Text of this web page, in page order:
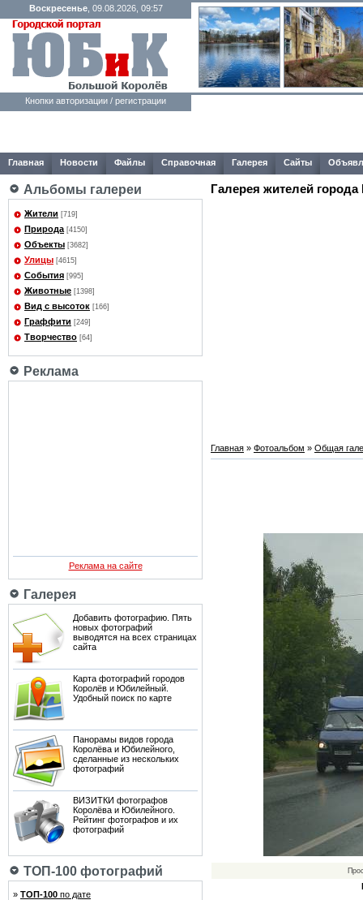
Воскресенье, 09.08.2026, 09:57
Кнопки авторизации / регистрации
Главная Новости Файлы Справочная Галерея Сайты
Альбомы галереи
Жители [719]
Природа [4150]
Объекты [3682]
Улицы [4615]
События [995]
Животные [1398]
Вид с высоток [166]
Граффити [249]
Творчество [64]
Реклама
Реклама на сайте
Галерея
Добавить фотографию. Пять
новых фотографий
выводятся на всех страницах
сайта
Карта фотографий городов
Королёв и Юбилейный.
Удобный поиск по карте
Панорамы видов города
Королёва и Юбилейного,
сделанные из нескольких
фотографий
ВИЗИТКИ фотографов
Королёва и Юбилейного.
Рейтинг фотографов и их
фотографий
ТОП-100 фотографий
» ТОП-100 по дате
Галерея жителей города
Главная » Фотоальбом » Общая